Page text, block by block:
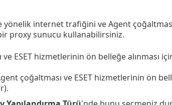
internet trafiğini ve Agent
proxy sunucu kullanabilirsiniz.
ESET hizmetlerinin ön belleğe alınması
çoğaltması ve ESET hizmetlerinin ön